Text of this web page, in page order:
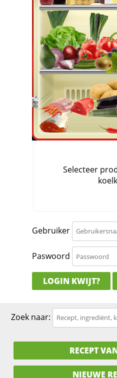
Gebruiker
Paswoord
LOGIN KWIJT?
Zoek naar:
RECEPT
NIEUWE